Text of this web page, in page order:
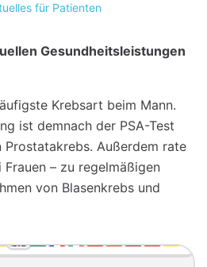
für Patienten
Gesundheitsleistungen
Krebsart beim Mann.
ist demnach der PSA-Test
Prostatakrebs. Außerdem rate
– zu regelmäßigen
von Blasenkrebs und